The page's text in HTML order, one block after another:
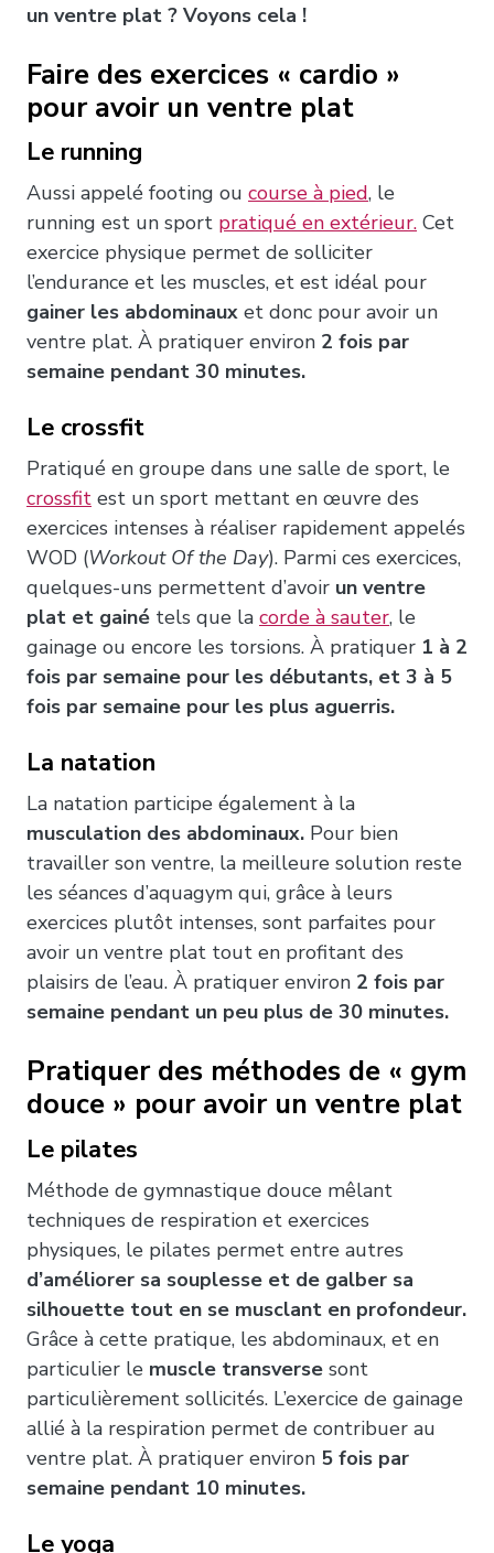
un ventre plat ? Voyons cela !
Faire des exercices « cardio »
pour avoir un ventre plat
Le running
Aussi appelé footing ou course à pied, le
running est un sport pratiqué en extérieur. Cet
exercice physique permet de solliciter
l’endurance et les muscles, et est idéal pour
gainer les abdominaux et donc pour avoir un
ventre plat. À pratiquer environ 2 fois par
semaine pendant 30 minutes.
Le crossfit
Pratiqué en groupe dans une salle de sport, le
crossfit est un sport mettant en œuvre des
exercices intenses à réaliser rapidement appelés
WOD (Workout Of the Day). Parmi ces exercices,
quelques-uns permettent d’avoir un ventre
plat et gainé tels que la corde à sauter, le
gainage ou encore les torsions. À pratiquer 1 à 2
fois par semaine pour les débutants, et 3 à 5
fois par semaine pour les plus aguerris.
La natation
La natation participe également à la
musculation des abdominaux. Pour bien
travailler son ventre, la meilleure solution reste
les séances d’aquagym qui, grâce à leurs
exercices plutôt intenses, sont parfaites pour
avoir un ventre plat tout en profitant des
plaisirs de l’eau. À pratiquer environ 2 fois par
semaine pendant un peu plus de 30 minutes.
Pratiquer des méthodes de « gym
douce » pour avoir un ventre plat
Le pilates
Méthode de gymnastique douce mêlant
techniques de respiration et exercices
physiques, le pilates permet entre autres
d’améliorer sa souplesse et de galber sa
silhouette tout en se musclant en profondeur.
Grâce à cette pratique, les abdominaux, et en
particulier le muscle transverse sont
particulièrement sollicités. L’exercice de gainage
allié à la respiration permet de contribuer au
ventre plat. À pratiquer environ 5 fois par
semaine pendant 10 minutes.
Le yoga